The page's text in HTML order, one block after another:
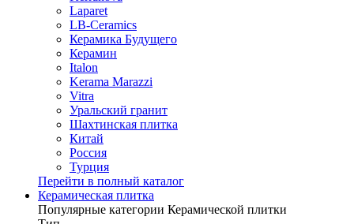
Laparet
LB-Ceramics
Керамика Будущего
Керамин
Italon
Kerama Marazzi
Vitra
Уральский гранит
Шахтинская плитка
Китай
Россия
Турция
Перейти в полный каталог
Керамическая плитка
Популярные категории Керамической плитки